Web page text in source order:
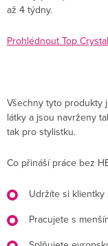
až 4 týdny.
Prohlédnout Top Crystal
Všechny tyto produkty
látky a jsou navrženy
tak pro stylistku.
Co přináší práce bez
Udržíte si
Pracujete s